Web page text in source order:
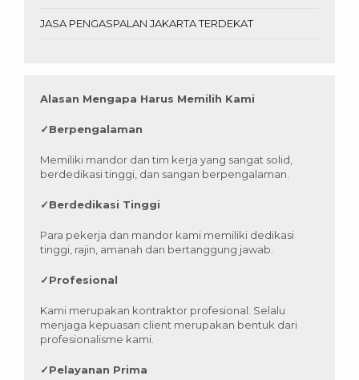
JASA PENGASPALAN JAKARTA TERDEKAT
Alasan Mengapa Harus Memilih Kami
✓Berpengalaman
Memiliki mandor dan tim kerja yang sangat solid,
berdedikasi tinggi, dan sangan berpengalaman.
✓Berdedikasi Tinggi
Para pekerja dan mandor kami memiliki dedikasi
tinggi, rajin, amanah dan bertanggung jawab.
✓Profesional
Kami merupakan kontraktor profesional. Selalu
menjaga kepuasan client merupakan bentuk dari
profesionalisme kami.
✓Pelayanan Prima